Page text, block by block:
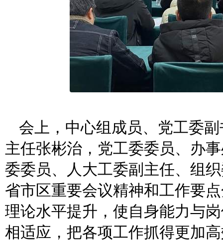
会上，中心组成员、党工委
主任张彬治，党工委委员、办
委委员、人大工委副主任、组
省市区重要会议精神和工作要
理论水平提升，使自身能力与
相适应，把各项工作抓得更加